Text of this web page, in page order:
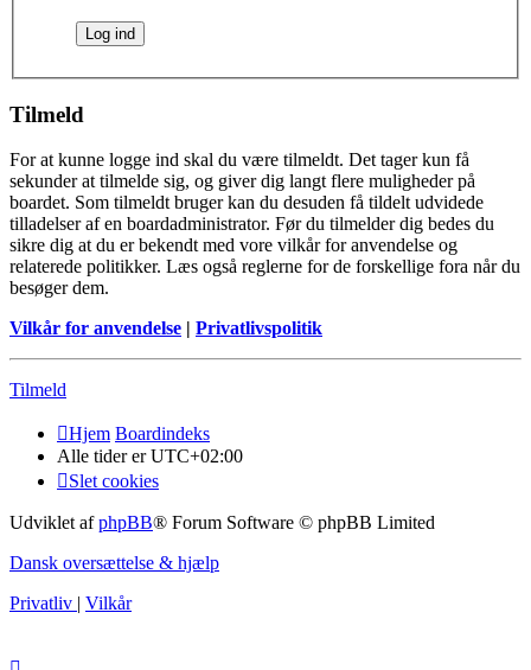
Tilmeld
For at kunne logge ind skal du være tilmeldt. Det tager kun få
sekunder at tilmelde sig, og giver dig langt flere muligheder på
boardet. Som tilmeldt bruger kan du desuden få tildelt udvidede
tilladelser af en boardadministrator. Før du tilmelder dig bedes du
sikre dig at du er bekendt med vore vilkår for anvendelse og
relaterede politikker. Læs også reglerne for de forskellige fora når du
besøger dem.
Vilkår for anvendelse | Privatlivspolitik
Tilmeld
Hjem Boardindeks
Alle tider erUTC+02:00
Slet cookies
Udviklet afphpBB® Forum Software © phpBB Limited
Dansk oversættelse & hjælp
Privatliv | Vilkår